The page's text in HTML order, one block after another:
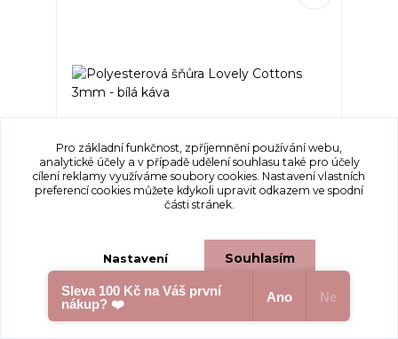
Polyesterová šňůra Lovely Cottons 3mm -
Polyesterová šňůra Lovely Cottons 3 mm –
ideální pro háčková...
175 Kč/ks
Skladem 2 ks
Přidat do košíku
Pro základní funkčnost, zpříjemnění používání webu,
analytické účely a v případě udělení souhlasu také pro účely
cílení reklamy využíváme soubory cookies. Nastavení vlastních
preferencí cookies můžete kdykoli upravit odkazem ve spodní
části stránek.
Nastavení Souhlasím
Souhlas můžete odmítnout
Sleva 100 Kč na Váš první
nákup? ❤️
Ano Ne